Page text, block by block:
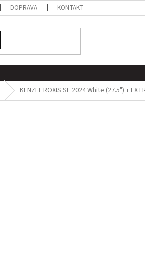
DOPRAVA KONTAKT
KENZEL ROXIS SF 2024 White (27.5") +